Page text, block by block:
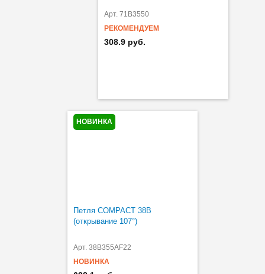
Арт. 71B3550
РЕКОМЕНДУЕМ
308.9 руб.
НОВИНКА
Петля COMPACT 38B
(открывание 107°)
Арт. 38B355AF22
НОВИНКА